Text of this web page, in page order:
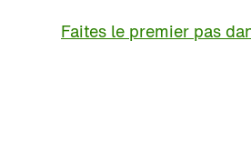
Faites le premier pas